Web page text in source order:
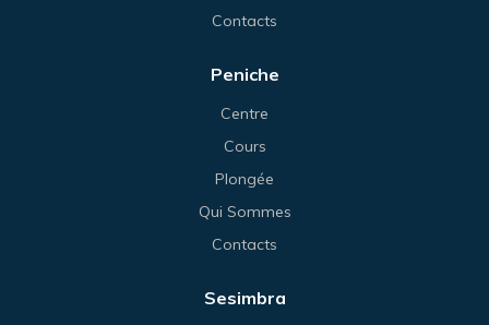
Contacts
Peniche
Centre
Cours
Plongée
Qui Sommes
Contacts
Sesimbra